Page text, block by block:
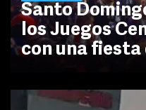
Santo
los Juegos
con una fiesta